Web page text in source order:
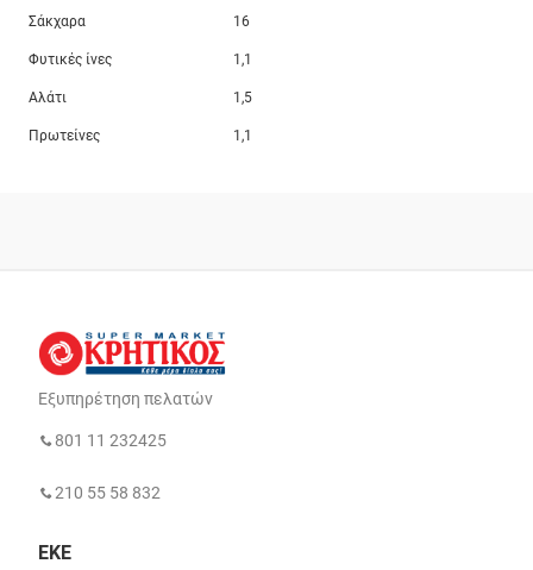
Σάκχαρα 16
Φυτικές ίνες 1,1
Αλάτι 1,5
Πρωτείνες 1,1
Εξυπηρέτηση πελατών
801 11 232425
210 55 58 832
ΕΚΕ